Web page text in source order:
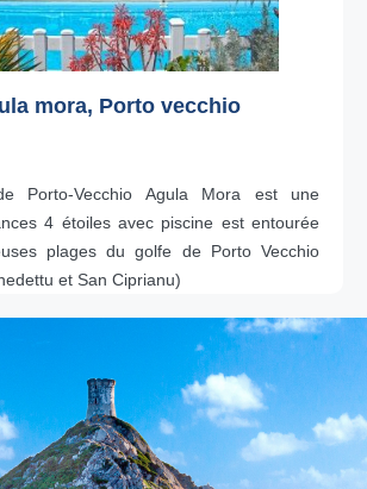
mora, Porto vecchio
Porto-Vecchio Agula Mora est une
4 étoiles avec piscine est entourée
plages du golfe de Porto Vecchio
et San Ciprianu)